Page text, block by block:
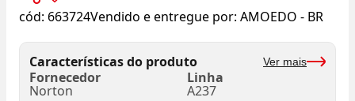
cód: 663724Vendido e entregue por: AMOEDO - BR
Características do produto Ver mais
Fornecedor
Norton
Linha
A237